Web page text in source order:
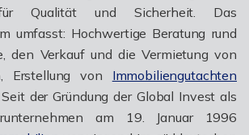
Qualität und Sicherheit. Das
umfasst: Hochwertige Beratung rund
den Verkauf und die Vermietung von
Erstellung von Immobiliengutachten
der Gründung der Global Invest als
am 19. Januar 1996